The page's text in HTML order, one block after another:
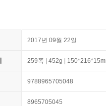
2017년 09월 22일
259쪽 | 452g |
9788965705048
8965705045